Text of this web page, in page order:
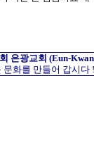
은광교회 (Eun-
문화를 만들어 갑시다